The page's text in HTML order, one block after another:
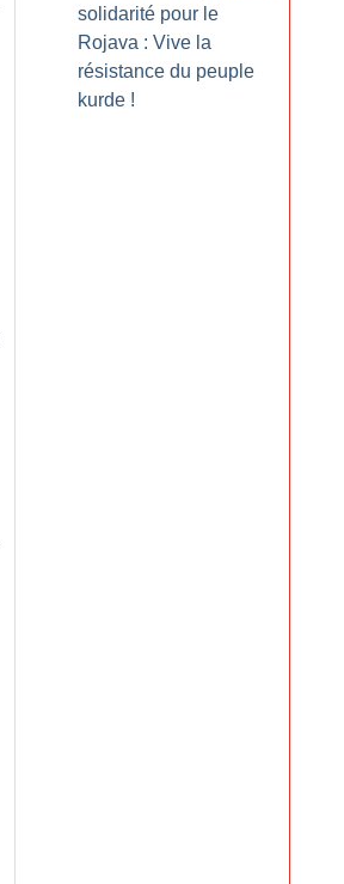
solidarité pour le
Rojava : Vive la
résistance du peuple
kurde !